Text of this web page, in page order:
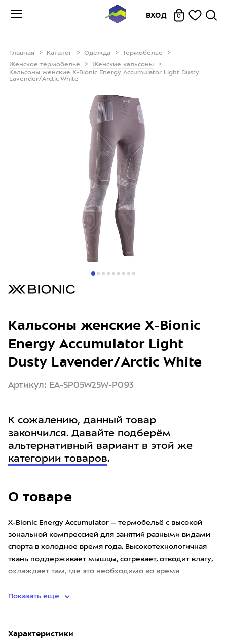
ВХОД 0
Главная Каталог Одежда
Термобелье
Женское термобелье
Женские кальсоны
Кальсоны женские X-Bionic Energy Accumulator Light Dusty
Lavender/Arctic White
О товаре
X-Bionic Energy Accumulator – термобельё с высокой
зональной компрессией для занятий разными видами
спорта в холодное время года. Высокотехнологичная
ткань поддерживает мышцы, согревает, отводит влагу,
охлаждает там, где это необходимо во время
Показать еще
Характеристики
Кальсоны женские X-Bionic
Energy Accumulator Light
Dusty Lavender/Arctic White
Артикул: EA-SP05W25W-P093
К сожалению, данный товар
закончился. Давайте подберём
альтернативный вариант в этой же
категории товаров.